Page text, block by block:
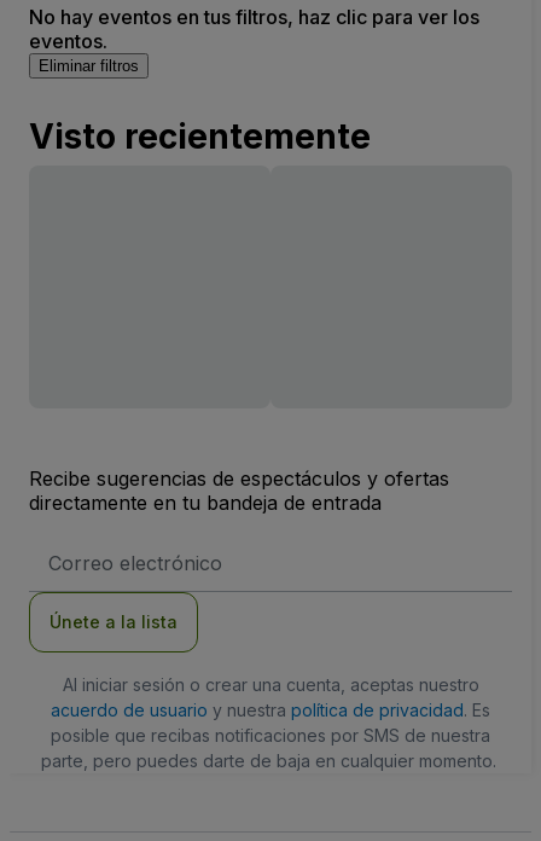
No hay eventos en tus filtros, haz clic para ver los
eventos.
Eliminar filtros
Visto recientemente
Recibe sugerencias de espectáculos y ofertas
directamente en tu bandeja de entrada
de
Únete a la lista
Al iniciar sesión o crear una cuenta, aceptas nuestro
acuerdo de usuario y nuestra política de privacidad. Es
posible que recibas notificaciones por SMS de nuestra
parte, pero puedes darte de baja en cualquier momento.